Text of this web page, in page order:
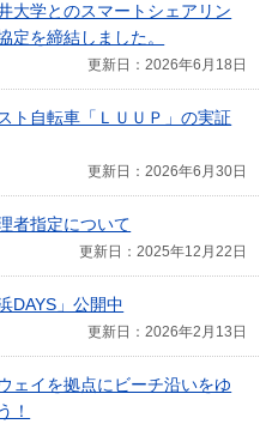
大学とのスマートシェアリン
定を締結しました。
更新日：2026年6月18日
ト自転車「ＬＵＵＰ」の実証
更新日：2026年6月30日
者指定について
更新日：2025年12月22日
DAYS」公開中
更新日：2026年2月13日
ェイを拠点にビーチ沿いをゆ
！